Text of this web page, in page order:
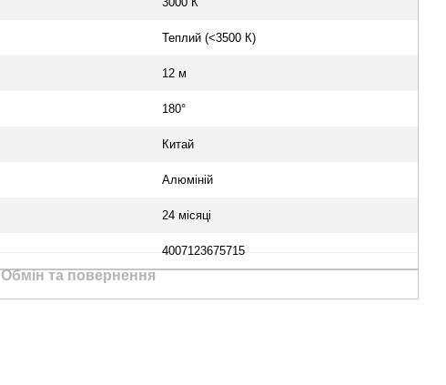
Теплий (<3500 К)
12 м
180°
Китай
Алюміній
24 місяці
4007123675715
Обмін та повернення